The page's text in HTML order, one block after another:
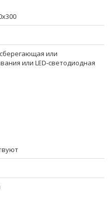
или
или LED-светодиодная